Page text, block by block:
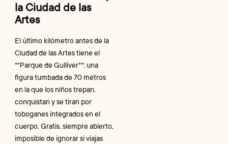
la Ciudad de las
Artes
El último kilómetro antes de la
Ciudad de las Artes tiene el
**Parque de Gulliver**: una
figura tumbada de 70 metros
en la que los niños trepan,
conquistan y se tiran por
toboganes integrados en el
cuerpo. Gratis, siempre abierto,
imposible de ignorar si viajas